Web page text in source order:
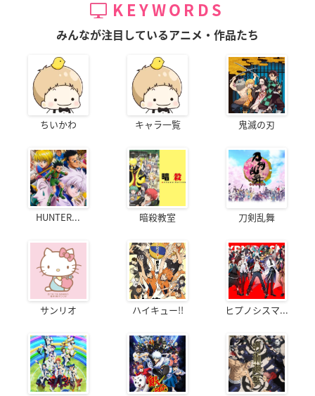
KEYWORDS
みんなが注目しているアニメ・作品たち
ちいかわ キャラ一覧 鬼滅の刃
HUNTER... 暗殺教室 刀剣乱舞
サンリオ ハイキュー!! ヒプノシスマ...